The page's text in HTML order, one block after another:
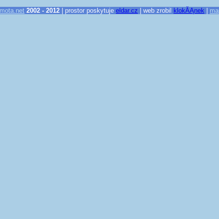
2002 - 2012 | prostor poskytuje eldar.cz | web zrobil klokĂĄnek